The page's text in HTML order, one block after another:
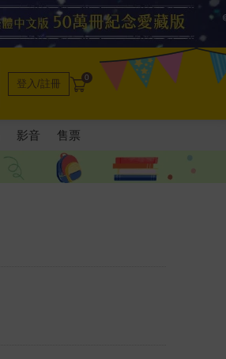
登入/註冊 0
影音 售票